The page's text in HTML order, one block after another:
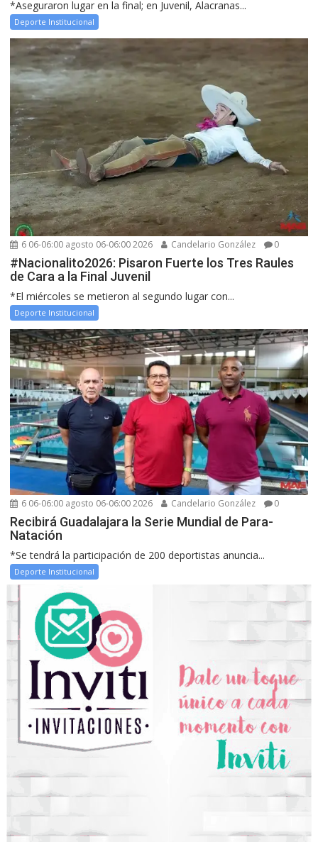
*Aseguraron lugar en la final; en Juvenil, Alacranas...
Deporte Institucional
6 06-06:00 agosto 06-06:00 2026 Candelario González 0
#Nacionalito2026: Pisaron Fuerte los Tres Raules
de Cara a la Final Juvenil
*El miércoles se metieron al segundo lugar con...
Deporte Institucional
6 06-06:00 agosto 06-06:00 2026 Candelario González 0
Recibirá Guadalajara la Serie Mundial de Para-
Natación
*Se tendrá la participación de 200 deportistas anuncia...
Deporte Institucional